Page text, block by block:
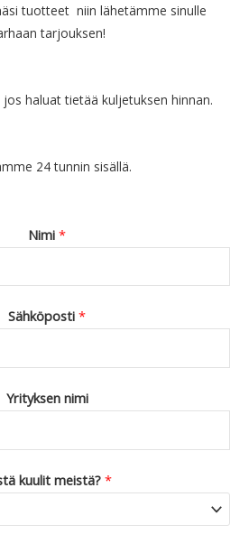
tuotteet niin lähetämme sinulle
tarjouksen!
haluat tietää kuljetuksen hinnan.
24 tunnin sisällä.
Nimi *
Sähköposti *
Yrityksen nimi
kuulit meistä?*